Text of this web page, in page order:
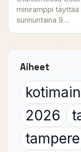
miniramppi
sunnuntaina 9....
Aiheet
2026
tampere